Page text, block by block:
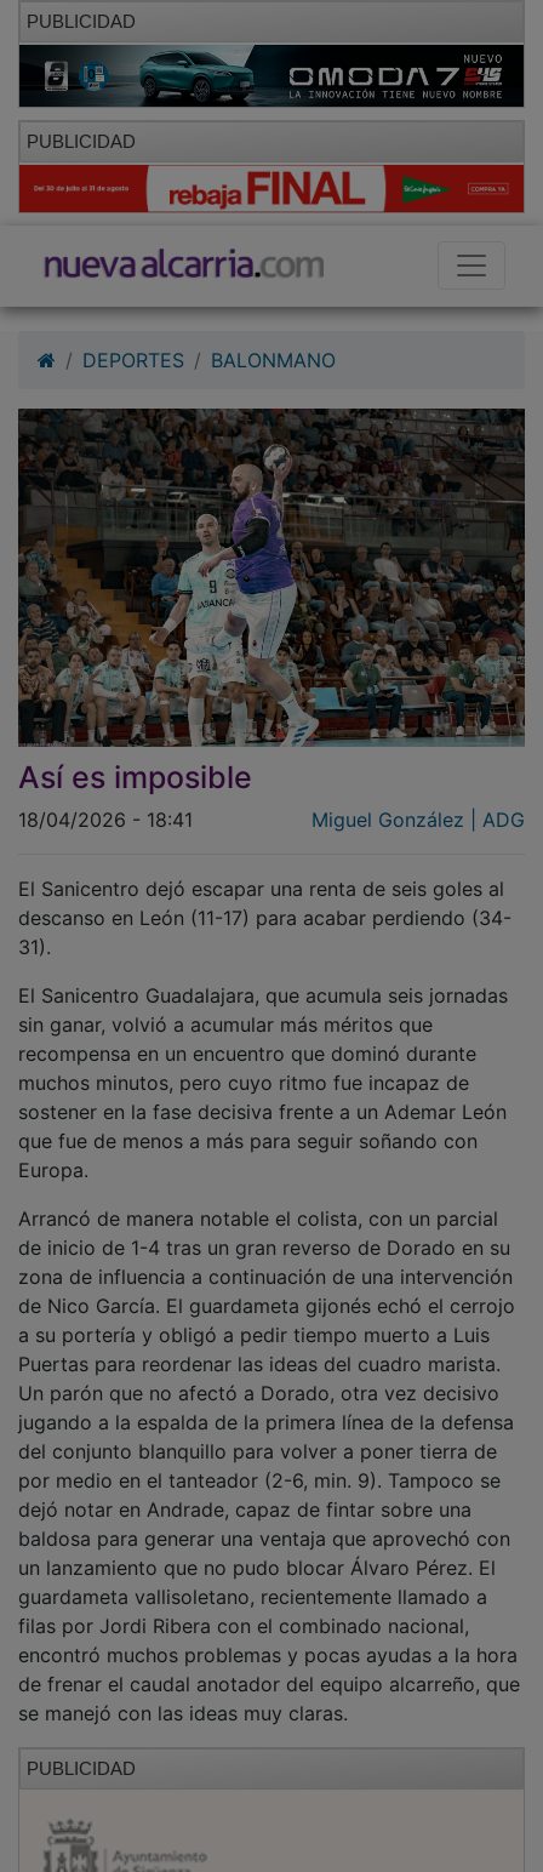
PUBLICIDAD
PUBLICIDAD
Así es imposible
18/04/2026 - 18:41 Miguel González | ADG
descanso en León (11-17) para acabar perdiendo (34-
31).
sin ganar, volvió a acumular más méritos que
recompensa en un encuentro que dominó durante
muchos minutos, pero cuyo ritmo fue incapaz de
sostener en la fase decisiva frente a un Ademar León
que fue de menos a más para seguir soñando con
Europa.
de inicio de 1-4 tras un gran reverso de Dorado en su
zona de influencia a continuación de una intervención
de Nico García. El guardameta gijonés echó el cerrojo
a su portería y obligó a pedir tiempo muerto a Luis
Puertas para reordenar las ideas del cuadro marista.
Un parón que no afectó a Dorado, otra vez decisivo
jugando a la espalda de la primera línea de la defensa
del conjunto blanquillo para volver a poner tierra de
por medio en el tanteador (2-6, min. 9). Tampoco se
dejó notar en Andrade, capaz de fintar sobre una
baldosa para generar una ventaja que aprovechó con
un lanzamiento que no pudo blocar Álvaro Pérez. El
guardameta vallisoletano, recientemente llamado a
filas por Jordi Ribera con el combinado nacional,
encontró muchos problemas y pocas ayudas a la hora
de frenar el caudal anotador del equipo alcarreño, que
se manejó con las ideas muy claras.